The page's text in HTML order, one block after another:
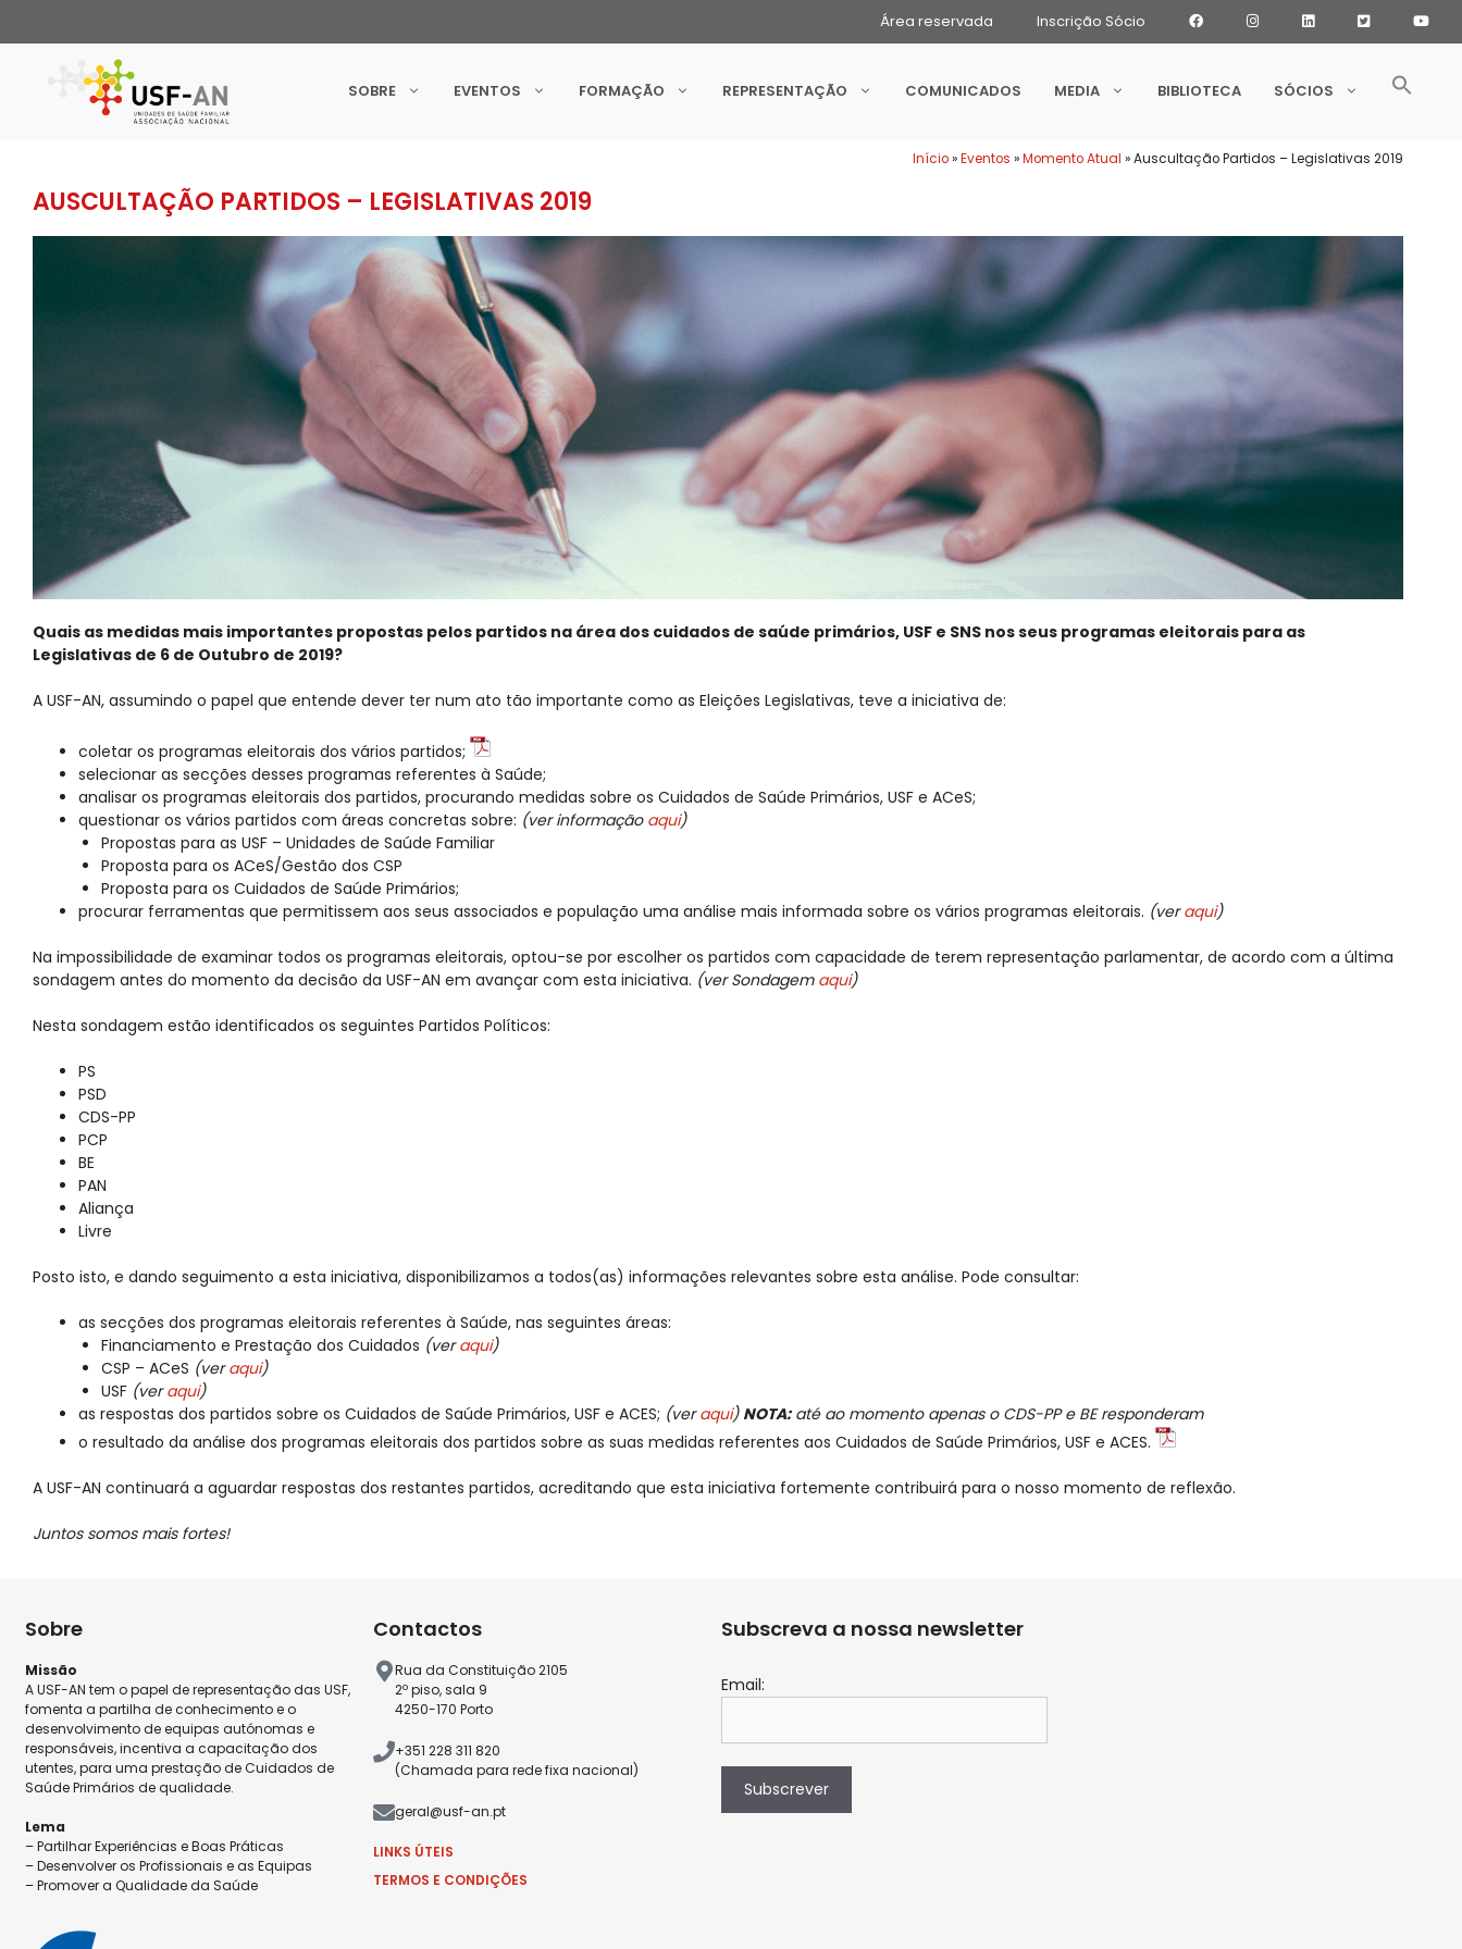
Área reservada Inscrição Sócio
SOBRE EVENTOS FORMAÇÃO REPRESENTAÇÃO COMUNICADOS MEDIA BIBLIOTECA SÓCIOS
Início»Eventos »Momento Atual »Auscultação Partidos – Legislativas 2019
AUSCULTAÇÃO PARTIDOS – LEGISLATIVAS 2019
Quais as medidas mais importantes propostas pelos partidos na área dos cuidados de saúde primários, USF e SNS nos seus programas eleitorais para as
Legislativas de 6 de Outubro de 2019?
A USF-AN, assumindo o papel que entende dever ter num ato tão importante como as Eleições Legislativas, teve a iniciativa de:
coletar os programas eleitorais dos vários partidos;
selecionar as secções desses programas referentes à Saúde;
analisar os programas eleitorais dos partidos, procurando medidas sobre os Cuidados de Saúde Primários, USF e ACeS;
questionar os vários partidos com áreas concretas sobre: (ver informação aqui)
Propostas para as USF – Unidades de Saúde Familiar
Proposta para os ACeS/Gestão dos CSP
Proposta para os Cuidados de Saúde Primários;
procurar ferramentas que permitissem aos seus associados e população uma análise mais informada sobre os vários programas eleitorais. (veraqui)
Na impossibilidade de examinar todos os programas eleitorais, optou-se por escolher os partidos com capacidade de terem representação parlamentar, de acordo com a última
sondagem antes do momento da decisão da USF-AN em avançar com esta iniciativa. (ver Sondagem aqui)
Nesta sondagem estão identificados os seguintes Partidos Políticos:
PS
PSD
CDS-PP
PCP
BE
PAN
Aliança
Livre
Posto isto, e dando seguimento a esta iniciativa, disponibilizamos a todos(as) informações relevantes sobre esta análise. Pode consultar:
as secções dos programas eleitorais referentes à Saúde, nas seguintes áreas:
Financiamento e Prestação dos Cuidados (veraqui)
CSP – ACeS (veraqui)
USF (veraqui)
as respostas dos partidos sobre os Cuidados de Saúde Primários, USF e ACES; (veraqui) NOTA:até ao momento apenas o CDS-PP e BE responderam
o resultado da análise dos programas eleitorais dos partidos sobre as suas medidas referentes aos Cuidados de Saúde Primários, USF e ACES.
A USF-AN continuará a aguardar respostas dos restantes partidos, acreditando que esta iniciativa fortemente contribuirá para o nosso momento de reflexão.
Juntos somos mais fortes!
Sobre
Missão
A USF-AN tem o papel de representação das USF,
fomenta a partilha de conhecimento e o
desenvolvimento de equipas autónomas e
responsáveis, incentiva a capacitação dos
utentes, para uma prestação de Cuidados de
Saúde Primários de qualidade.
Lema
– Partilhar Experiências e Boas Práticas
– Desenvolver os Profissionais e as Equipas
– Promover a Qualidade da Saúde
Contactos
Rua da Constituição 2105
2º piso, sala 9
4250-170 Porto
+351 228 311 820
(Chamada para rede fixa nacional)
geral@usf-an.pt
LINKS ÚTEIS
TERMOS E CONDIÇÕES
Subscreva a nossa newsletter
Email:
Subscrever